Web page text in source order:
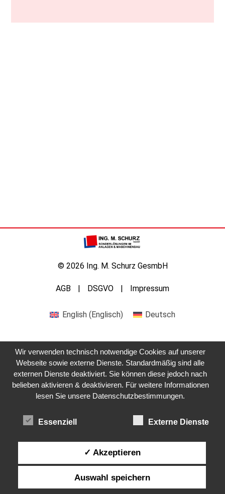
© 2026 Ing. M. Schurz GesmbH
AGB DSGVO Impressum
English(Englisch) Deutsch
Wir verwenden technisch notwendige Cookies auf unserer
Webseite sowie externe Dienste. Standardmäßig sind alle
externen Dienste deaktiviert. Sie können diese jedoch nach
belieben aktivieren & deaktivieren. Für weitere Informationen
lesen Sie unsere Datenschutzbestimmungen.
Essenziell Externe Dienste
✓ Akzeptieren
Auswahl speichern